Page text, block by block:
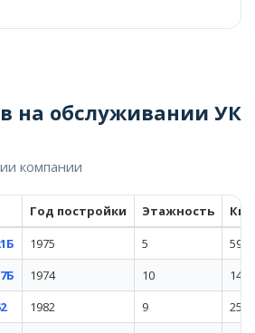
на обслуживании УК
компании
Год постройки Этажность
1975 5
59
1974 10
144
1982 9
256